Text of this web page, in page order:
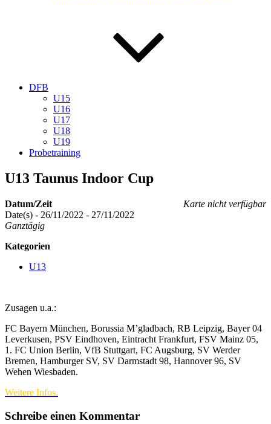
DFB
U15
U16
U17
U18
U19
Probetraining
U13 Taunus Indoor Cup
Karte nicht verfügbar
Datum/Zeit
Date(s) - 26/11/2022 - 27/11/2022
Ganztägig
Kategorien
U13
Zusagen u.a.:
FC Bayern München, Borussia M’gladbach, RB Leipzig, Bayer 04
Leverkusen, PSV Eindhoven, Eintracht Frankfurt, FSV Mainz 05,
1. FC Union Berlin, VfB Stuttgart, FC Augsburg, SV Werder
Bremen, Hamburger SV, SV Darmstadt 98, Hannover 96, SV
Wehen Wiesbaden.
Weitere Infos.
Schreibe einen Kommentar